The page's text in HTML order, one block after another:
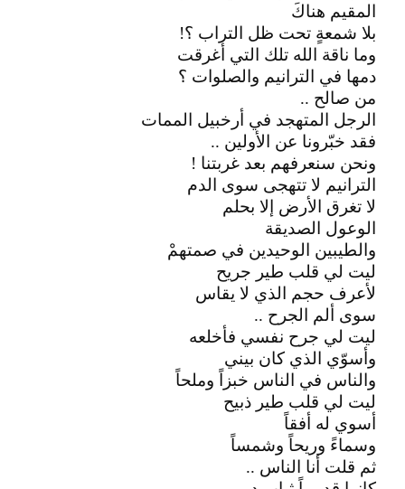
المقيم هناكَ
بلا شمعةٍ تحت ظل التراب ؟!
وما ناقة الله تلك التي أغرقت
دمها في الترانيم والصلوات ؟
من صالح ..
الرجل المتهجد في أرخبيل الممات
فقد خبّرونا عن الأولين ..
ونحن سنعرفهم بعد غربتنا !
الترانيم لا تتهجى سوى الدم
لا تغرق الأرض إلا بحلم
الوعول الصديقة
والطيبين الوحيدين في صمتهمْ
ليت لي قلب طير جريح
لأعرف حجم الذي لا يقاس
سوى ألم الجرح ..
ليت لي جرح نفسي فأخلعه
وأسوّي الذي كان بيني
والناس في الناس خبزاً وملحاً
ليت لي قلب طير ذبيح
أسوي له أفقاً
وسماءً وريحاً وشمساً
ثم قلت أنا الناس ..